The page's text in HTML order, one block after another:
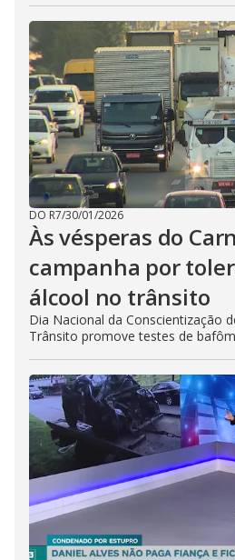
DO R7/30/01/2026
Às vésperas do
campanha por
álcool no trânsito
Dia Nacional da Conscientização
Trânsito promove testes de